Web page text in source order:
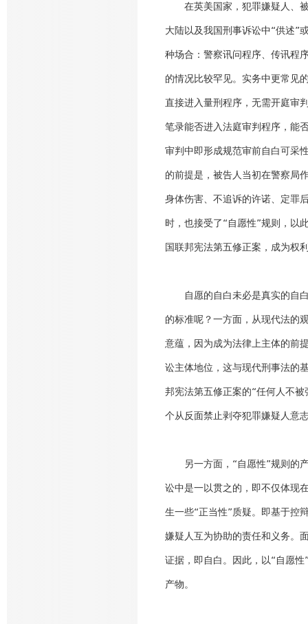
在英美国家，犯罪嫌疑人、被
大陆以及我国刑事诉讼中“供述”
种场合：警察讯问程序、传讯程
的情况比较罕见。实务中更常见
直接进入量刑程序，无需开庭审
笔录能否进入法庭审判程序，能
审判中即形成规范审前自白可采
的前提是，被告人当初在警察局
身体伤害、不追诉的许诺、定罪
时，也接受了“自愿性”规则，以
国联邦宪法第五修正案，成为权
自愿的自白未必是真实的自白
的标准呢？一方面，从现代法的
意蕴，因为成为法律上主体的前
讼主体地位，这与现代刑事法的
邦宪法第五修正案的“任何人不
个从反面禁止剥夺犯罪嫌疑人意
另一方面，“自愿性”规则的产
讼中是一以贯之的，即不仅体现
生一些“正当性”质疑。即基于控
嫌疑人互为协助的责任和义务。
证据，即自白。因此，以“自愿
产物。